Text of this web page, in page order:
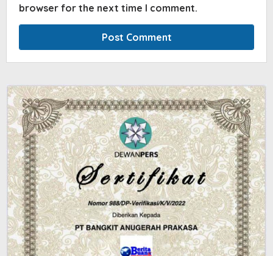
browser for the next time I comment.